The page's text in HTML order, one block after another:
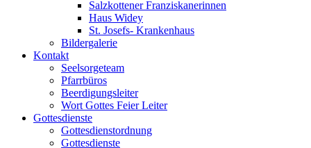
Salzkottener Franziskanerinnen
Haus Widey
St. Josefs- Krankenhaus
Bildergalerie
Kontakt
Seelsorgeteam
Pfarrbüros
Beerdigungsleiter
Wort Gottes Feier Leiter
Gottesdienste
Gottesdienstordnung
Gottesdienste